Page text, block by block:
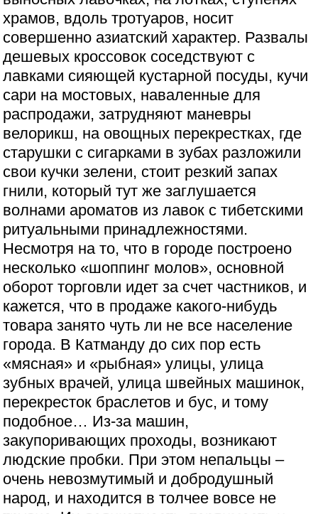
храмов, вдоль тротуаров, носит
совершенно азиатский характер. Развалы
дешевых кроссовок соседствуют с
лавками сияющей кустарной посуды, кучи
сари на мостовых, наваленные для
распродажи, затрудняют маневры
велорикш, на овощных перекрестках, где
старушки с сигарками в зубах разложили
свои кучки зелени, стоит резкий запах
гнили, который тут же заглушается
волнами ароматов из лавок с тибетскими
ритуальными принадлежностями.
Несмотря на то, что в городе построено
несколько «шоппинг молов», основной
оборот торговли идет за счет частников, и
кажется, что в продаже какого-нибудь
товара занято чуть ли не все население
города. В Катманду до сих пор есть
«мясная» и «рыбная» улицы, улица
зубных врачей, улица швейных машинок,
перекресток браслетов и бус, и тому
подобное… Из-за машин,
закупоривающих проходы, возникают
людские пробки. При этом непальцы –
очень невозмутимый и добродушный
народ, и находится в толчее вовсе не